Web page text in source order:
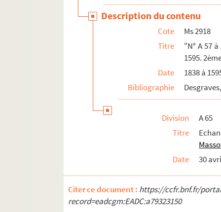
Ms 2940. "C N° 53. Procès entre Mr de
Ms 2941. "C N° 53. Procès entre Mr de
Ms 2942. "N° C 54. Pièces de procédures
Ms 2943. "N° C 54. "Même procès. Seconde
Ms 2946. "N° D 81 à D 117. Martillac.
Ms 2947. "N° D 118 à D 165. Martillac.
Ms 2948. "D 166 à D 190. Martillac.
Ms 2949. "N° 1 E à E 26. Léognan.
Ms 2950. "N° F 1 à F 30. Saint-
Ms 2951. "N° F 31 à F 53. Saint-Morillon.
Ms 2952. "N° F 54 à F 59. Saint-Morillon.
Ms 2953.. "N° G 1 à G 60. Saucats,
Description du contenu
Cote
Ms 2918
Titre
"N° A 57
1595.
Date
1838 à
Bibliographie
Division
A 65
Titre
Date
30
Citer ce document : https://ccfr.bnf.fr/
record=eadcgm:EADC:a79323150